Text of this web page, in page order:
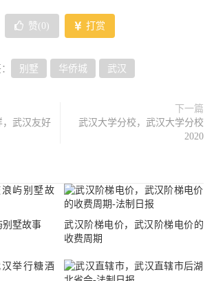
赞( 0 ) 打赏
别墅 华侨城 武汉
，武汉友好
下一篇
武汉大学分校，武汉大学分校
2020
别墅故事
武汉阶梯电价，武汉阶梯电价的
收费周期